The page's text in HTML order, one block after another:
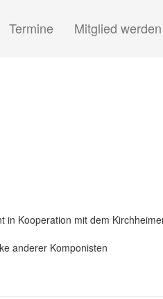
Termine(current)Mitglied werden
in Kooperation mit dem
anderer Komponisten